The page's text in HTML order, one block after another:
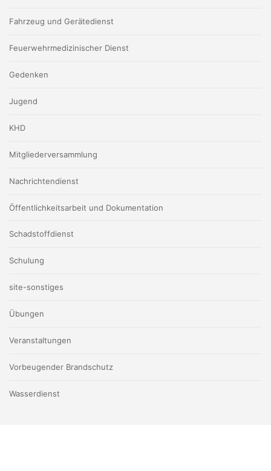
Fahrzeug und Gerätedienst
Feuerwehrmedizinischer Dienst
Gedenken
Jugend
KHD
Mitgliederversammlung
Nachrichtendienst
Öffentlichkeitsarbeit und Dokumentation
Schadstoffdienst
Schulung
site-sonstiges
Übungen
Veranstaltungen
Vorbeugender Brandschutz
Wasserdienst